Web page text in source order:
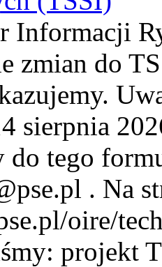
Informacji
zmian do
sierpnia
do tego
. Na
oire/
projekt